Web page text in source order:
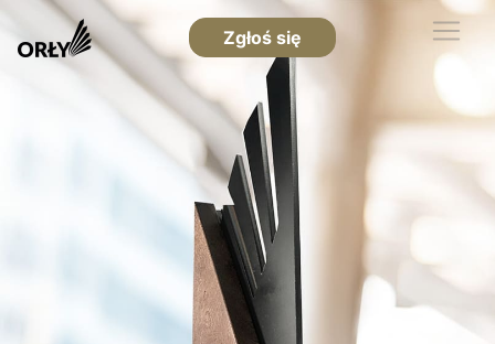
Zgłoś się